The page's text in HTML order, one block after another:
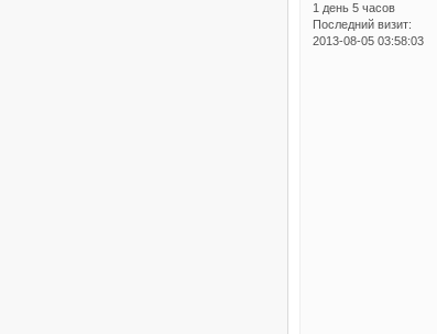
1 день 5 часов
Последний визит:
2013-08-05 03:58:03